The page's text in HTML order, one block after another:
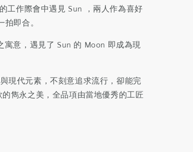
工作際會中遇見 Sun ，兩人作為喜好
即合。
寓意，遇見了 Sun 的 Moon 即成為現
現代元素，不刻意追求流行，卻能完
雋永之美，全品項由當地優秀的工匠